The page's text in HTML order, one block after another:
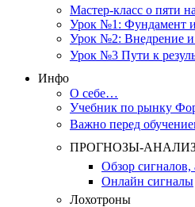
Мастер-класс о пяти
Урок №1: Фундамент
Урок №2: Внедрение и
Урок №3 Пути к
Инфо
О себе…
Учебник по рынку
Важно перед
ПРОГНОЗЫ-
Обзор
Онлайн сигналы
Лохотроны